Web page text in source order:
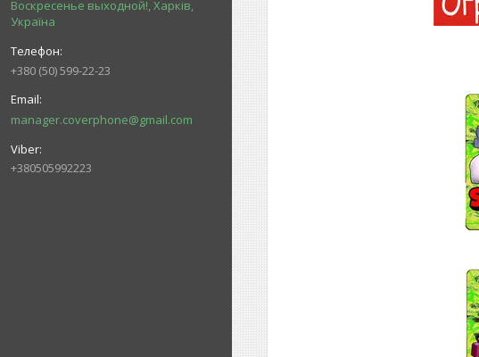
Воскресенье выходной!, Харків,
Україна
+380 (50) 599-22-23
manager.coverphone@gmail.com
+380505992223